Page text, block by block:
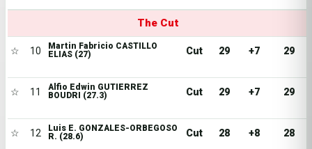
The Cut
☆ 10
Martin Fabricio CASTILLO
ELIAS (27)
Cut 29 +7 29
☆ 11
Alfio Edwin GUTIERREZ
BOUDRI (27.3)
Cut 29 +7 29
☆ 12
Luis E. GONZALES-ORBEGOSO
R. (28.6)
Cut 28 +8 28